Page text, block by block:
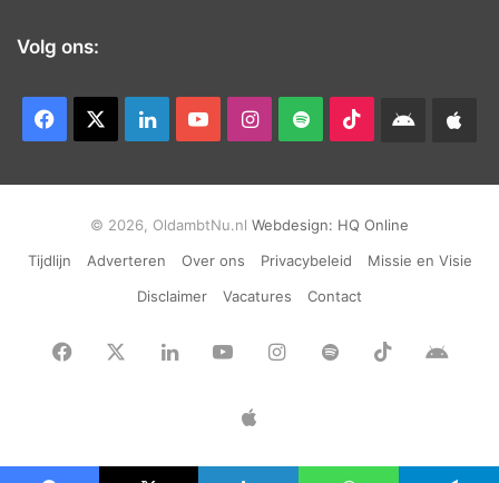
Volg ons:
Facebook LinkedInYouTubeInstagram
Spotify TikTokAndroid
© 2026, OldambtNu.nl Webdesign: HQ Online
Tijdlijn
Adverteren Over ons Privacybeleid
Missie en Visie
Disclaimer
Vacatures Contact
Facebook LinkedInYouTubeInstagram
Spotify TikTok
App